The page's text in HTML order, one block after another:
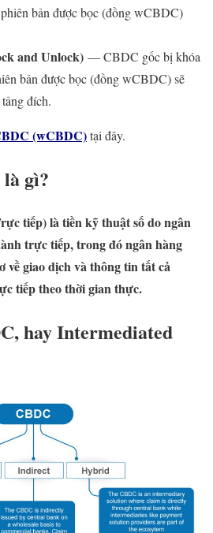
bản được bọc (đồng wCBDC)
and Unlock) — CBDC gốc bị khóa
bản được bọc (đồng wCBDC) sẽ
đích.
(wCBDC)tại đây.
gì?
tiếp) làtiền kỹ thuật số do ngân
trực tiếp, trong đó ngân hàng
giao dịch và thông tin tất cả
tiếp theo thời gian thực.
hay Intermediated